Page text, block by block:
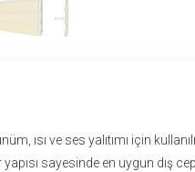
ısı ve ses yalıtımı için
sayesinde en uygun dış